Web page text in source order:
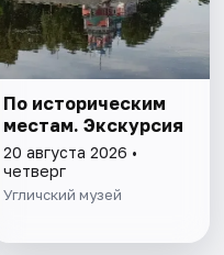
По историческим
местам. Экскурсия
20 августа 2026 •
четверг
Угличский музей